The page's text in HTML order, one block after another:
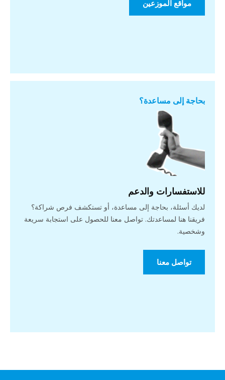
مواقع الموزعين
بحاجة إلى مساعدة؟
للاستفسارات والدعم
لديك أسئلة، بحاجة إلى مساعدة، أو تستكشف فرص شراكة؟
فريقنا هنا لمساعدتك. تواصل معنا للحصول على استجابة سريعة
وشخصية.
تواصل معنا